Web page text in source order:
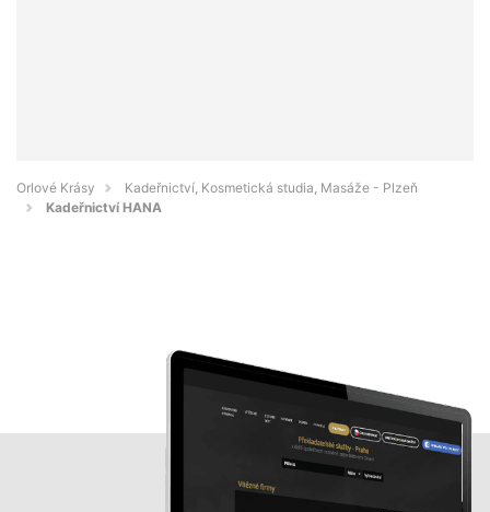
Orlové Krásy
Kadeřnictví, Kosmetická studia, Masáže - Plzeň
Kadeřnictví HANA